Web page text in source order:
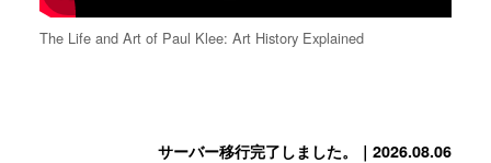
The Life and Art of Paul Klee: Art History Explained
サーバー移行完了しました。｜2026.08.06